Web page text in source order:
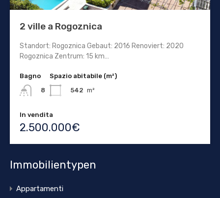
2 ville a Rogoznica
Standort: Rogoznica Gebaut: 2016 Renoviert: 2020
Rogoznica Zentrum: 15 km…
Bagno
8
Spazio abitabile (m²)
542 m²
In vendita
2.500.000€
Immobilientypen
Appartamenti